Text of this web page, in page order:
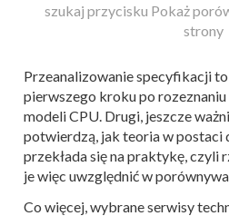
szukaj przycisku Pokaż
strony
Przeanalizowanie specyfikacji
pierwszego kroku po
modeli CPU. Drugi, jeszcze
potwierdzą, jak teoria w postaci
przekłada się na praktykę, czyli
je więc uwzględnić w
Co więcej, wybrane serwisy